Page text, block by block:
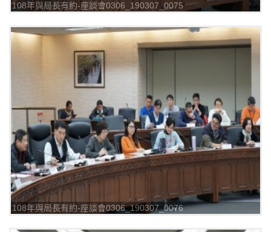
108年與局長有約-座談會0306_190307_0075
108年與局長有約-座談會0306_190307_0076